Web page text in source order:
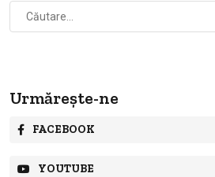
Caută
după:
Urmărește-ne
FACEBOOK
YOUTUBE